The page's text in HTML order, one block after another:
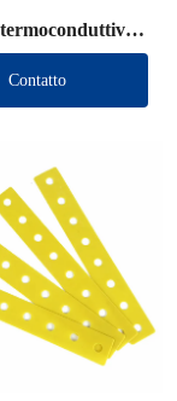
fustellato
Contatto